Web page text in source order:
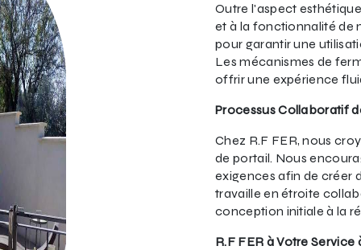
Outre l'aspect
et à la fonctionnalité de
pour garantir une
Les mécanismes de
offrir une expérience
Processus Collaboratif
Chez R.F FER, nous
de portail. Nous
exigences afin de créer
travaille en étroite
conception initiale à la
R.F FER à Votre